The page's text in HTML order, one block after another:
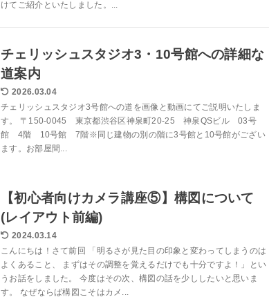
けてご紹介といたしました。...
チェリッシュスタジオ3・10号館への詳細な
道案内
2026.03.04
チェリッシュスタジオ3号館への道を画像と動画にてご説明いたしま
す。 〒150-0045 東京都渋谷区神泉町20-25 神泉QSビル 03号
館 4階 10号館 7階※同じ建物の別の階に3号館と10号館がござい
ます。お部屋間...
【初心者向けカメラ講座⑤】構図について
(レイアウト前編)
2024.03.14
こんにちは！さて前回 「明るさが見た目の印象と変わってしまうのは
よくあること、 まずはその調整を覚えるだけでも十分ですよ！」とい
うお話をしました。 今度はその次、構図の話を少ししたいと思いま
す。 なぜならば構図こそはカメ...